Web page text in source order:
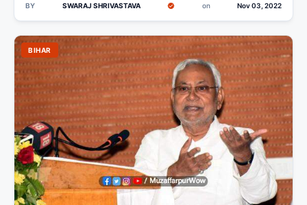
BY SWARAJ SHRIVASTAVA on Nov 03, 2022
BIHAR